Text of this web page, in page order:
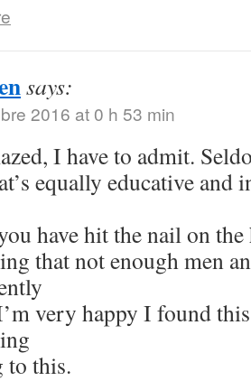
says:
2016 at 0 h 53 min
I have to admit.
equally educative and
have hit the nail on the
that not enough men
very happy I found
to this.